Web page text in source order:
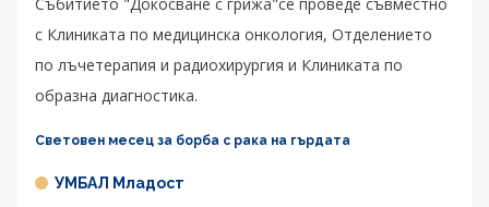
с Клиниката по медицинска онкология, Отделението
по лъчетерапия и радиохирургия и Клиниката по
образна диагностика.
Световен месец за борба с рака на гърдата
УМБАЛ Младост